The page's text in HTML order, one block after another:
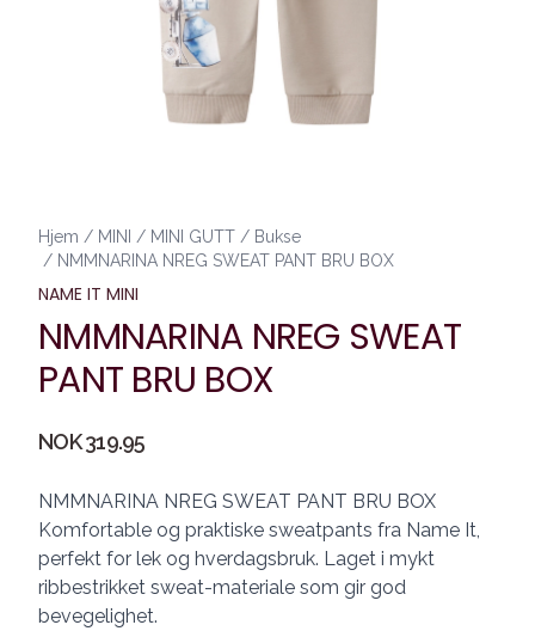
Hjem / MINI / MINI GUTT / Bukse
/ NMMNARINA NREG SWEAT PANT BRU BOX
NAME IT MINI
NMMNARINA NREG SWEAT
PANT BRU BOX
Produktdetaljer
NOK 319.95
Description
NMMNARINA NREG SWEAT PANT BRU BOX
Komfortable og praktiske sweatpants fra Name It,
perfekt for lek og hverdagsbruk. Laget i mykt
ribbestrikket sweat-materiale som gir god
bevegelighet.